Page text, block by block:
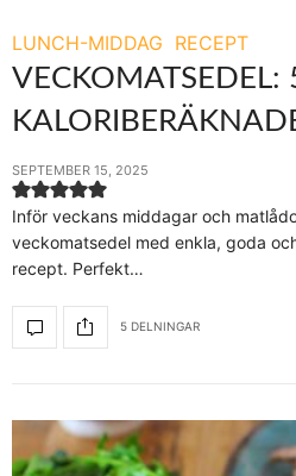
LUNCH-MIDDAG RECEPT
VECKOMATSEDEL:
SEPTEMBER 15, 2025
Inför veckans middagar och
veckomatsedel med enkla, goda
recept. Perfekt…
5 DELNINGAR